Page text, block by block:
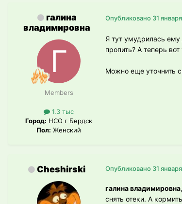
галина
владимировна
Members
1.3 тыс
Город: НСО г Бердск
Пол: Женский
Опубликовано 31
Я тут умудрилась
пропить? А теперь
Можно еще уточнить
Cheshirski Опубликовано 31
галина владимировна
снять отеки. А